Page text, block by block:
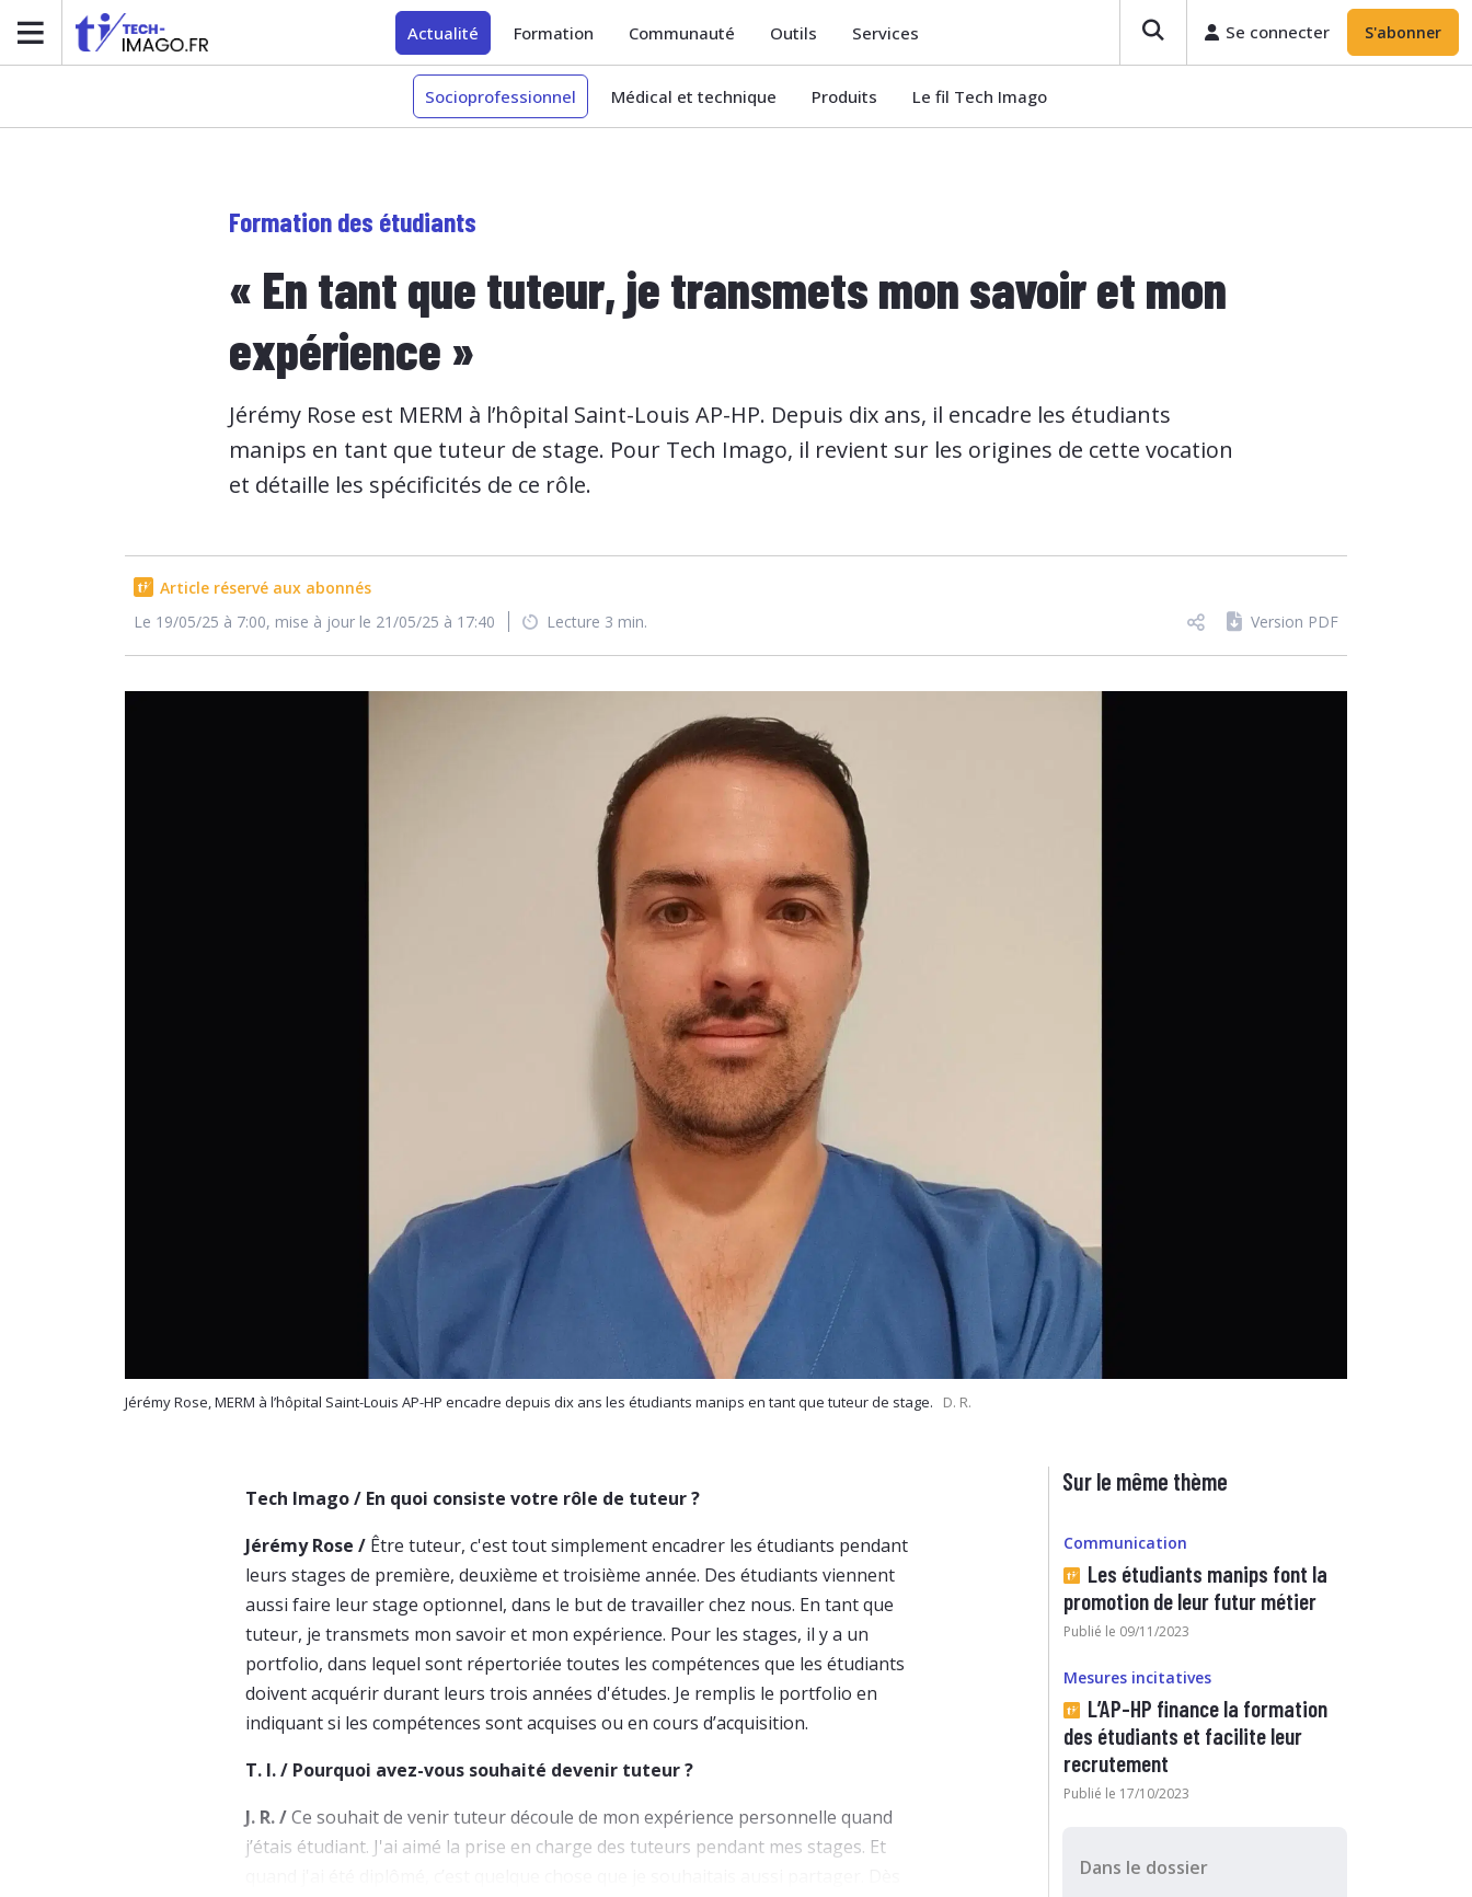
Actualité Formation Communauté Outils Services Se connecter S'abonner
Socioprofessionnel Médical et technique Produits Le fil Tech Imago
Formation des étudiants
« En tant que tuteur, je transmets mon savoir et mon
expérience »
Jérémy Rose est MERM à l’hôpital Saint-Louis AP-HP. Depuis dix ans, il encadre les étudiants
manips en tant que tuteur de stage. Pour Tech Imago, il revient sur les origines de cette vocation
et détaille les spécificités de ce rôle.
Article réservé aux abonnés
Le 19/05/25 à 7:00, mise à jour le 21/05/25 à 17:40
Lecture 3 min. Version PDF
Jérémy Rose, MERM à l’hôpital Saint-Louis AP-HP encadre depuis dix ans les étudiants manips en tant que tuteur de stage. D. R.
Tech Imago / En quoi consiste votre rôle de tuteur ?
Jérémy Rose /Être tuteur, c'est tout simplement encadrer les étudiants pendant
leurs stages de première, deuxième et troisième année. Des étudiants viennent
aussi faire leur stage optionnel, dans le but de travailler chez nous. En tant que
tuteur, je transmets mon savoir et mon expérience. Pour les stages, il y a un
portfolio, dans lequel sont répertoriée toutes les compétences que les étudiants
doivent acquérir durant leurs trois années d'études. Je remplis le portfolio en
indiquant si les compétences sont acquises ou en cours d’acquisition.
T. I. / Pourquoi avez-vous souhaité devenir tuteur ?
J. R. /Ce souhait de venir tuteur découle de mon expérience personnelle quand
j’étais étudiant. J'ai aimé la prise en charge des tuteurs pendant mes stages. Et
Sur le même thème
Communication
Les étudiants manips font la
promotion de leur futur métier
Publié le 09/11/2023
Mesures incitatives
L’AP-HP finance la formation
des étudiants et facilite leur
recrutement
Publié le 17/10/2023
Dans le dossier